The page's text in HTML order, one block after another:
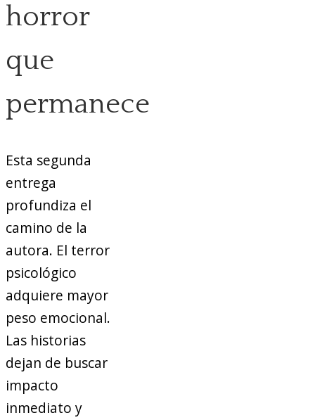
horror
que
permanece
Esta segunda
entrega
profundiza el
camino de la
autora. El terror
psicológico
adquiere mayor
peso emocional.
Las historias
dejan de buscar
impacto
inmediato y